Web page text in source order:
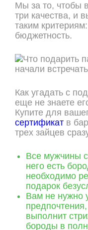
Мы за то, чтобы
три качества, и
таким
бюджетность.
Как угадать с
еще не знаете
Купите для
сертификат в
трех зайцев
Все мужчины
него есть
необходимо
подарок
Вам не нужно
выполнит
бороды в